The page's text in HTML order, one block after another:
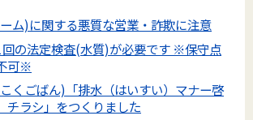
ム)に関する悪質な営業・詐欺に注意
回の法定検査(水質)が必要です ※保守点
可※
くごばん)「排水（はいすい）マナー啓
チラシ」をつくりました